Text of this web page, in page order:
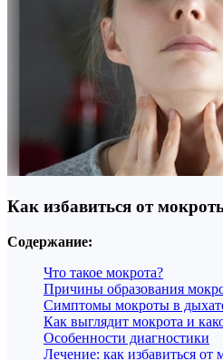
Как избавиться от
Содержание:
Что такое мокрота?
Причины образования
Симптомы мокроты в
Как выглядит мокрота и
Особенности диагностики
Лечение: как избавиться от